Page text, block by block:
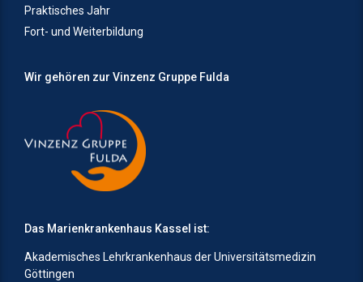
Praktisches Jahr
Fort- und Weiterbildung
Wir gehören zur Vinzenz Gruppe Fulda
Das Marienkrankenhaus Kassel ist:
Akademisches Lehrkrankenhaus der Universitätsmedizin
Göttingen